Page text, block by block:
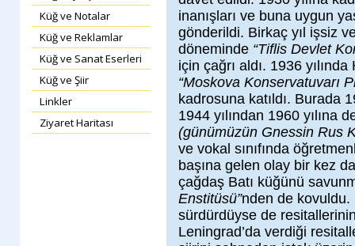
Küğ ve Notalar
Küğ ve Reklamlar
Küğ ve Sanat Eserleri
Küğ ve Şiir
Linkler
Ziyaret Haritası
inanışları ve buna uygun
gönderildi. Birkaç yıl işsiz
döneminde “Tiflis Devlet
için çağrı aldı. 1936
“Moskova Konservatuvarı
kadrosuna katıldı. Burada
1944 yılından 1960 yılına
(günümüzün Gnessin Rus
ve vokal sınıfında
başına gelen olay bir kez
çağdaş Batı küğünü
Enstitüsü”nden de kovuldu.
sürdürdüyse de
Leningrad’da verdiği